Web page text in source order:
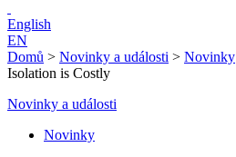
English
EN
Domů > Novinky a události > Novinky
Isolation is Costly
Novinky a události
Novinky